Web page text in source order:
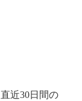
近30日間の